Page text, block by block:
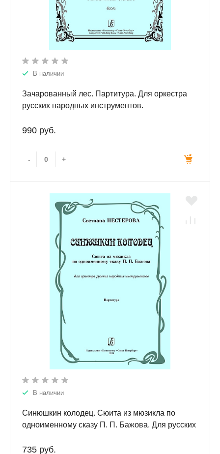
В наличии
Зачарованный лес. Партитура. Для оркестра
русских народных инструментов.
990 руб.
- +
В наличии
Синюшкин колодец. Сюита из мюзикла по
одноименному сказу П. П. Бажова. Для русских
735 руб.